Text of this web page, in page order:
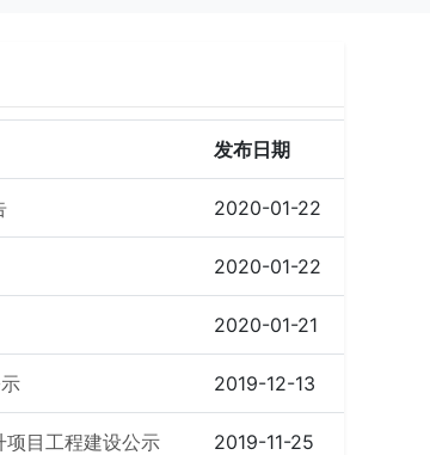
发布日期
2020-01-22
2020-01-22
2020-01-21
2019-12-13
目工程建设公示 2019-11-25